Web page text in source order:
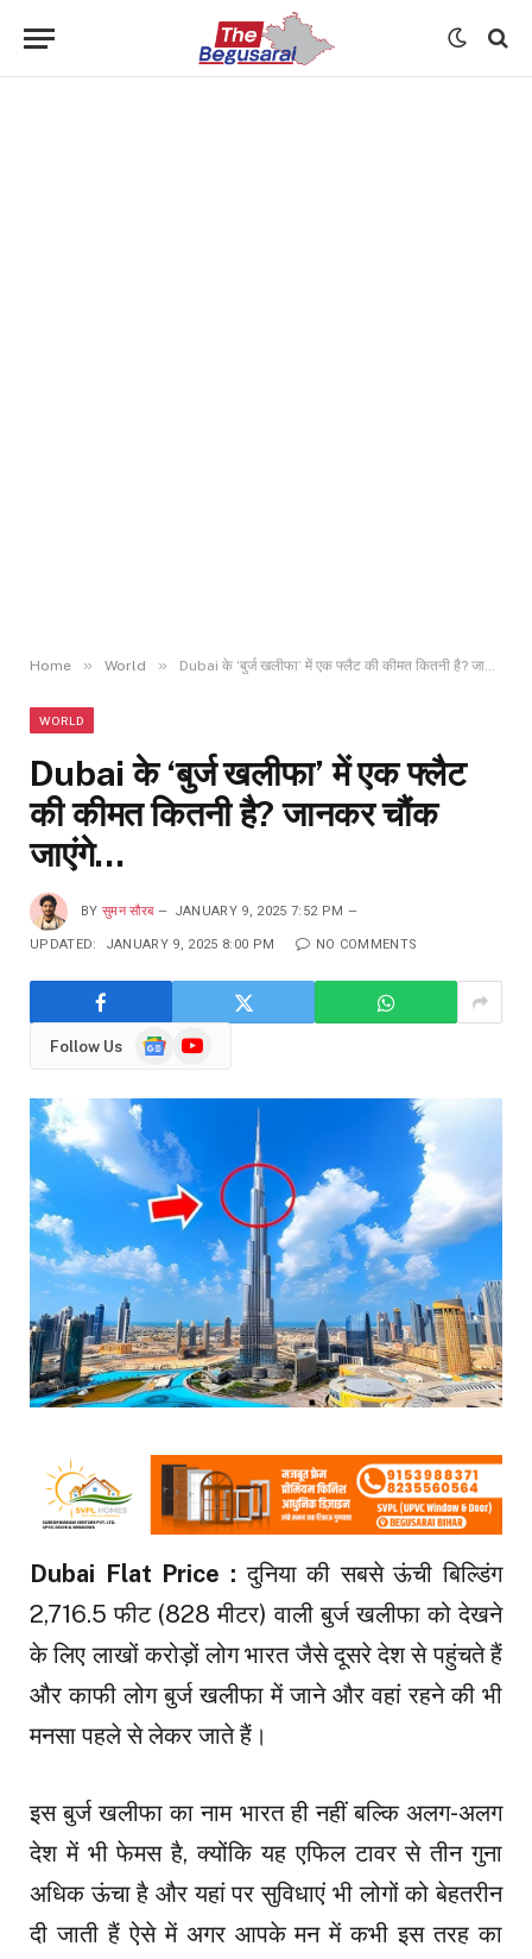
Home » World » Dubai के ‘बुर्ज खलीफा’ में एक फ्लैट की कीमत क‍ितनी है? जानकर चौंक जाएंगे…
WORLD
Dubai के ‘बुर्ज खलीफा’ में एक फ्लैट
की कीमत क‍ितनी है? जानकर चौंक
जाएंगे…
BY सुमन सौरब JANUARY 9, 2025 7:52 PM
UPDATED: JANUARY 9, 2025 8:00 PM NO COMMENTS
Follow Us
GoogleYouTube
Dubai Flat Price :दुनिया की सबसे ऊंची बिल्डिंग
2,716.5 फीट (828 मीटर) वाली बुर्ज खलीफा को देखने
के लिए लाखों करोड़ों लोग भारत जैसे दूसरे देश से पहुंचते हैं
और काफी लोग बुर्ज खलीफा में जाने और वहां रहने की भी
मनसा पहले से लेकर जाते हैं।
इस बुर्ज खलीफा का नाम भारत ही नहीं बल्कि अलग-अलग
देश में भी फेमस है, क्योंकि यह एफिल टावर से तीन गुना
अधिक ऊंचा है और यहां पर सुविधाएं भी लोगों को बेहतरीन
दी जाती हैं ऐसे में अगर आपके मन में कभी इस तरह का